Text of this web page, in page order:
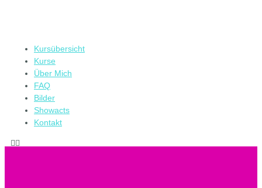
Kursübersicht
Kurse
Über Mich
FAQ
Bilder
Showacts
Kontakt